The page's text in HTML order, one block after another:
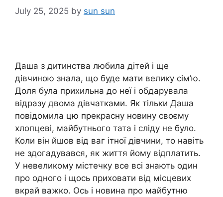
July 25, 2025 by sun sun
Даша з дитинства любила дітей і ще
дівчиною знала, що буде мати велику сім’ю.
Доля була прихильна до неї і обдарувала
відразу двома дівчатками. Як тільки Даша
повідомила цю прекрасну новину своєму
хлопцеві, майбутнього тата і сліду не було.
Коли він йшов від ваг ітної дівчини, то навіть
не здогадувався, як життя йому відплатить.
У невеликому містечку все всі знають один
про одного і щось приховати від місцевих
вкрай важко. Ось і новина про майбутню